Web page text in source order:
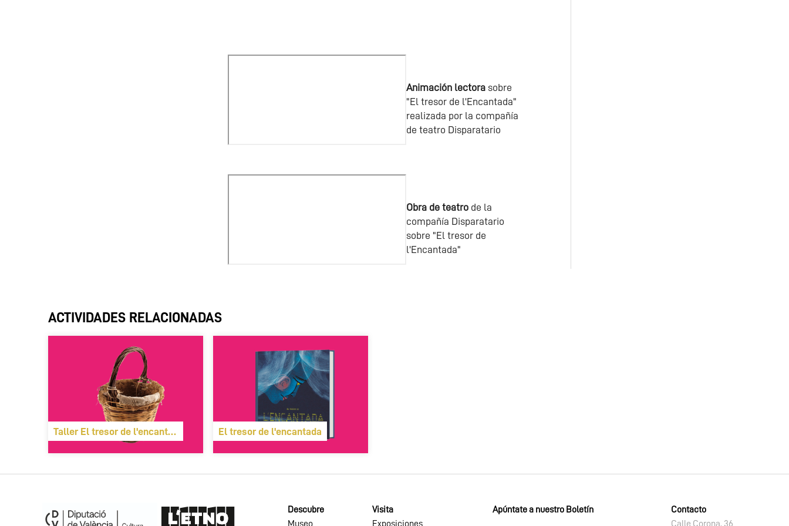
Animación lectora sobre
"El tresor de l'Encantada"
realizada por la compañía
de teatro Disparatario
Obra de teatro de la
compañía Disparatario
sobre "El tresor de
l'Encantada"
ACTIVIDADES RELACIONADAS
Taller El tresor de l'encantada El tresor de l'encantada
Descubre
Museo
Visita
Exposiciones
Apúntate a nuestro Boletín
Contacto
Calle Corona, 36